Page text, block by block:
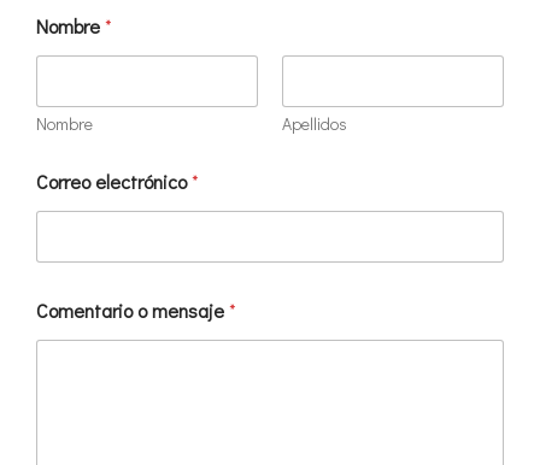
Nombre*
Nombre Apellidos
Correo electrónico*
Comentario o mensaje*